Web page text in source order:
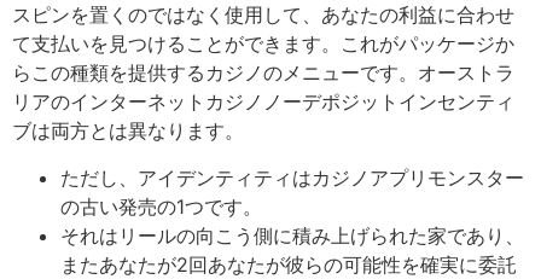
スピンを置くのではなく使用して、あなたの利益に合わせ
て支払いを見つけることができます。これがパッケージか
らこの種類を提供するカジノのメニューです。オーストラ
リアのインターネットカジノノーデポジ​​ットインセンティ
ブは両方とは異なります。
ただし、アイデンティティはカジノアプリモンスター
の古い発売の1つです。
それはリールの向こう側に積み上げられた家であり、
またあなたが2回あなたが彼らの可能性を確実に委託